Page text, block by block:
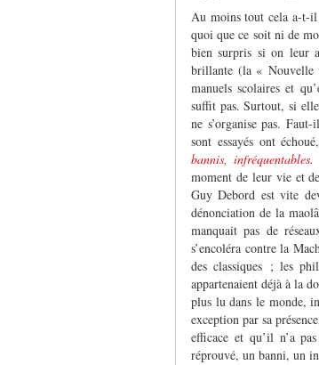
Au moins tout cela a-t-il
quoi que ce soit ni de
bien surpris si on leur
brillante (la « Nouvelle
manuels scolaires et
suffit pas. Surtout, si
ne s’organise pas.
sont essayés ont
bannis, infréquentables.
moment de leur vie et
Guy Debord est vite
dénonciation de la
manquait pas de
s’encoléra contre la
des classiques ; les
appartenaient déjà à la
plus lu dans le monde,
exception par sa
efficace et qu’il n’a
réprouvé, un banni, un